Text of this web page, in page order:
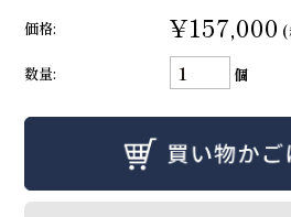
価格: ¥157,000
数量:
個